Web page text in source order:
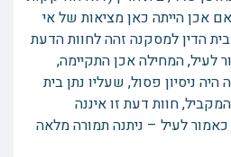
אכן הייתה כאן מציאות של אי
הדין למסקנה זהה לחוות הדעת
לעיל, המחילה אכן התקיימה,
היה ניסיון פסול, שעליו נתן בית
חוות דעת זו איננה
כאמור לעיל – ניתנה תמורה מלאה